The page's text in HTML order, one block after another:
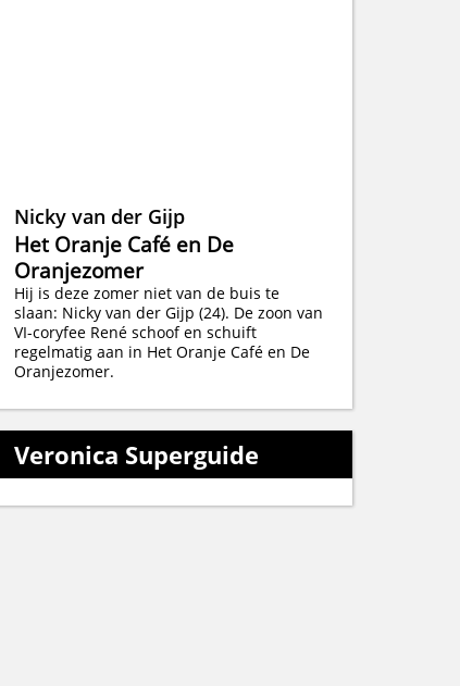
Nicky van der Gijp
Het Oranje Café en De
Oranjezomer
Hij is deze zomer niet van de buis te
slaan: Nicky van der Gijp (24). De zoon van
VI-coryfee René schoof en schuift
regelmatig aan in Het Oranje Café en De
Oranjezomer.
Veronica Superguide